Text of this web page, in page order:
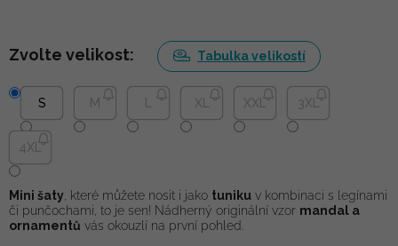
Zvolte velikost: Tabulka velikostí
S M XL XXL 3XL
4XL
Mini šaty , které můžete nosit i jako tuniku v kombinaci s legínami
či punčochami, to je sen! Nádherný originální vzor mandal a
ornamentů vás okouzlí na první pohled.